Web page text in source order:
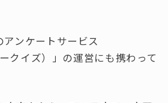
ンケートサービス
クイズ）」の運営にも携わって